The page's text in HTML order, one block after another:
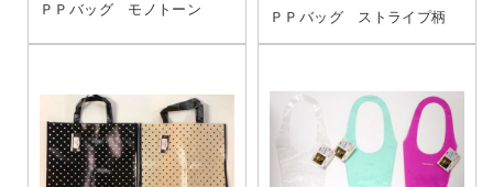
ＰＰバッグ モノトーン
ＰＰバッグ ストライプ柄